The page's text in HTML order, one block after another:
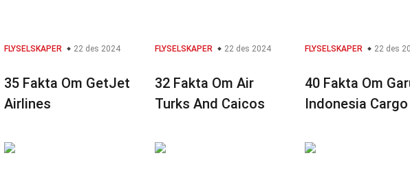
FLYSELSKAPER 22 des 2024
35 Fakta Om GetJet
Airlines
FLYSELSKAPER 22 des 2024
32 Fakta Om Air
Turks And Caicos
FLYSELSKAPER 22 des
40 Fakta Om
Indonesia Cargo